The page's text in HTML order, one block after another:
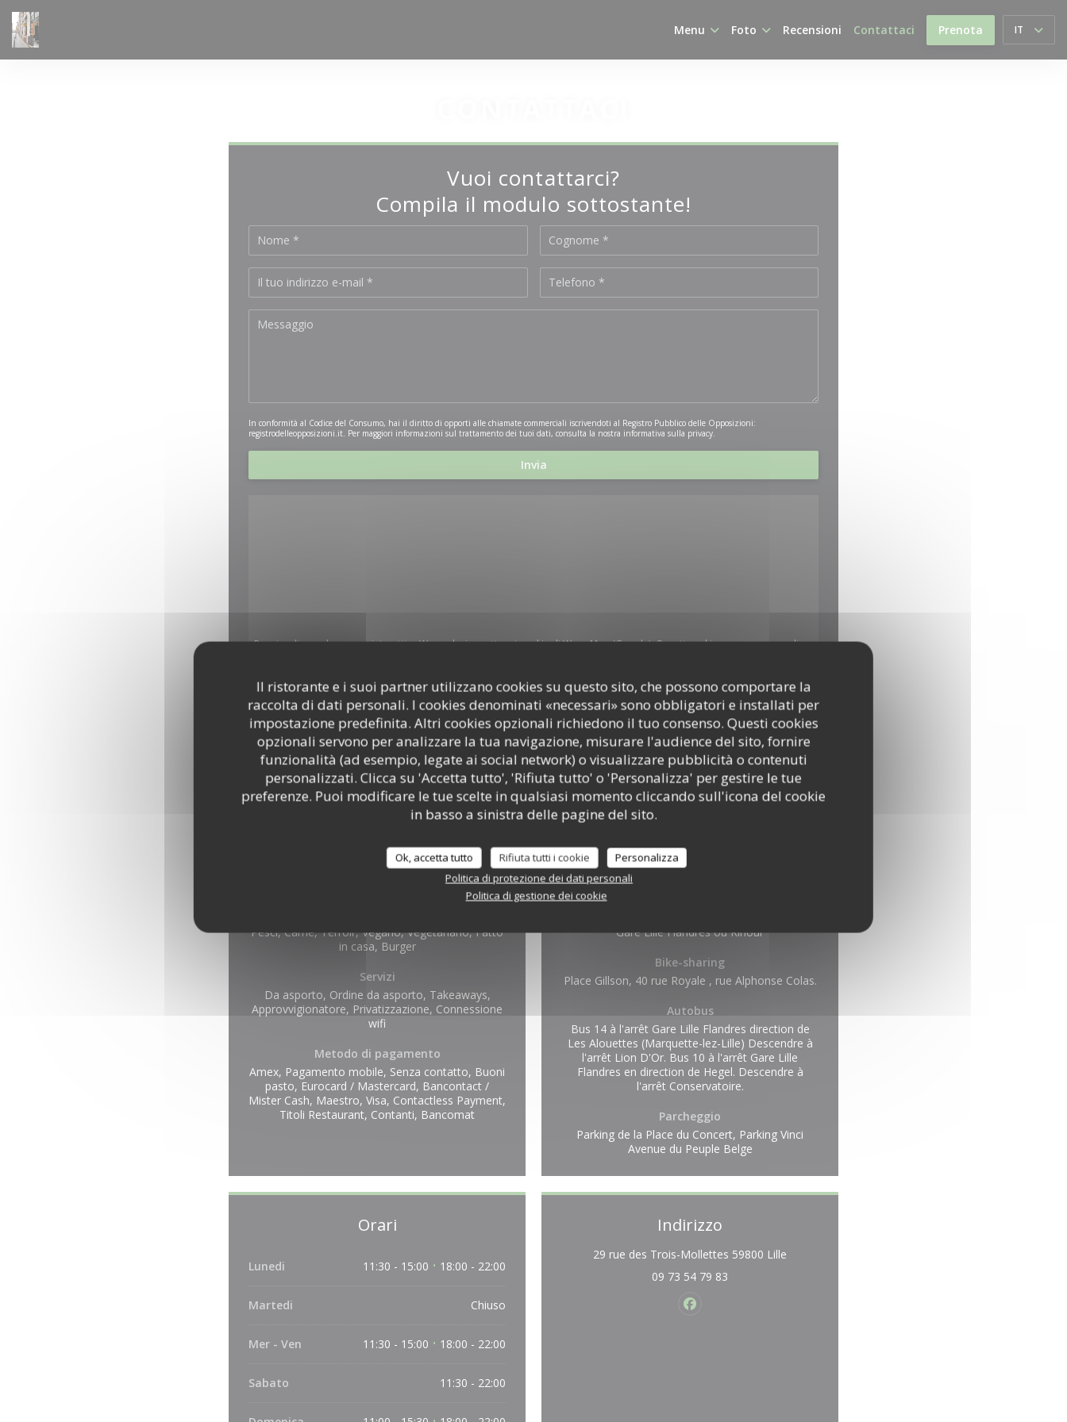
Personalizzazione delle tue scelte sui cookie
Il ristorante e i suoi partner utilizzano cookies su questo sito, che possono comportare la
raccolta di dati personali. I cookies denominati «necessari» sono obbligatori e installati per
impostazione predefinita. Altri cookies opzionali richiedono il tuo consenso. Questi cookies
opzionali servono per analizzare la tua navigazione, misurare l'audience del sito, fornire
funzionalità (ad esempio, legate ai social network) o visualizzare pubblicità o contenuti
personalizzati. Clicca su 'Accetta tutto', 'Rifiuta tutto' o 'Personalizza' per gestire le tue
preferenze. Puoi modificare le tue scelte in qualsiasi momento cliccando sull'icona del cookie
in basso a sinistra delle pagine del sito.
Ok, accetta tutto Rifiuta tutti i cookie
Personalizza
Politica di protezione dei dati personali
Politica di gestione dei cookie
Menu Foto Recensioni Contattaci Prenota IT
Vuoi contattarci?
Compila il modulo sottostante!
In conformità al Codice del Consumo, hai il diritto di opporti alle chiamate commerciali iscrivendoti al Registro Pubblico delle Opposizioni:
registrodelleopposizioni.it. Per maggiori informazioni sul trattamento dei tuoi dati, consulta la nostra informativa sulla privacy.
Per visualizzare la mappa interattiva Waze, devi accettare i cookie di Waze Map (Google). Questi cookie possono raccogliere
Informazioni pratiche
Pesci, Carne, Terroir, Vegano, Vegetariano, Fatto
in casa, Burger
Servizi
Da asporto, Ordine da asporto, Takeaways,
Approvvigionatore, Privatizzazione, Connessione
wifi
Metodo di pagamento
Amex, Pagamento mobile, Senza contatto, Buoni
pasto, Eurocard / Mastercard, Bancontact /
Mister Cash, Maestro, Visa, Contactless Payment,
Titoli Restaurant, Contanti, Bancomat
Gare Lille Flandres ou Rihour
Bike-sharing
Place Gillson, 40 rue Royale , rue Alphonse Colas.
Autobus
Bus 14 à l'arrêt Gare Lille Flandres direction de
Les Alouettes (Marquette-lez-Lille) Descendre à
l'arrêt Lion D'Or. Bus 10 à l'arrêt Gare Lille
Flandres en direction de Hegel. Descendre à
l'arrêt Conservatoire.
Parcheggio
Parking de la Place du Concert, Parking Vinci
Avenue du Peuple Belge
Orari
Lunedi 11:30 - 15:00 • 18:00 - 22:00
Martedi Chiuso
Mer - Ven 11:30 - 15:00 • 18:00 - 22:00
Sabato 11:30 - 22:00
Indirizzo
29 rue des Trois-Mollettes 59800 Lille
09 73 54 79 83
Facebook ((apre una nuova finestra))